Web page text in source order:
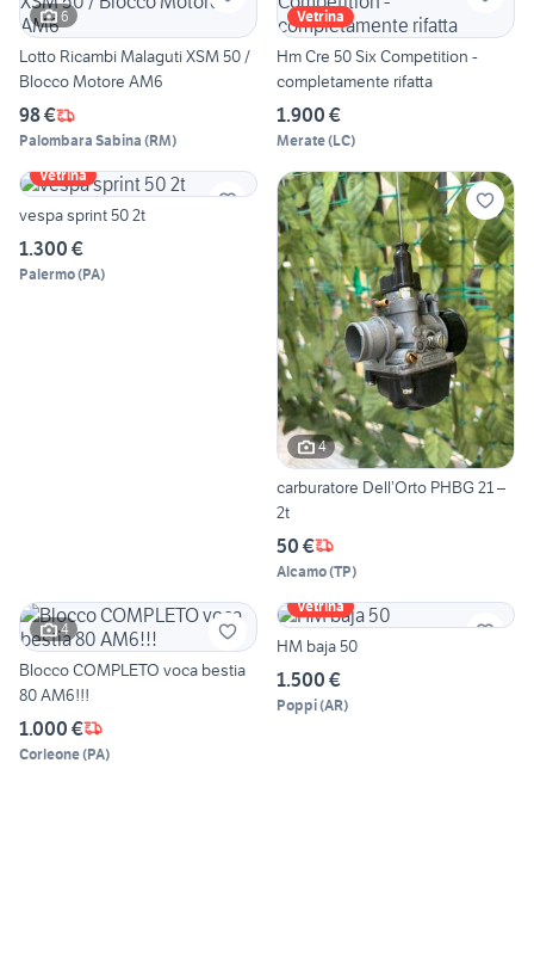
6
Lotto Ricambi Malaguti XSM 50 /
Blocco Motore AM6
98 €
Palombara Sabina (RM)
Vetrina
Hm Cre 50 Six Competition -
completamente rifatta
1.900 €
Merate(LC)
Vetrina
vespa sprint 50 2t
1.300 €
Palermo(PA)
4
carburatore Dell’Orto PHBG 21 –
2t
50 €
Alcamo(TP)
4
Blocco COMPLETO voca bestia
80 AM6!!!
1.000 €
Corleone(PA)
Vetrina
HM baja 50
1.500 €
Poppi(AR)